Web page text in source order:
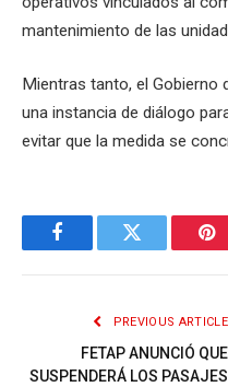
mantenimiento de las
Mientras tanto, el Gobierno
una instancia de diálogo
evitar que la medida se
FacebookTwitter
PREVIOUS ARTICLE
FETAP ANUNCIÓ QUE
SUSPENDERÁ LOS PASAJES